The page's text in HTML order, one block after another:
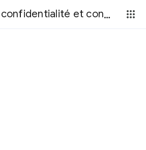
Règles de confidentialité et conditions d’utilisation